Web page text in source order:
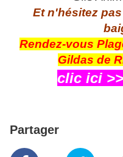
Et n'hésitez
Rendez-vous
Gildas de
clic ici
Partager